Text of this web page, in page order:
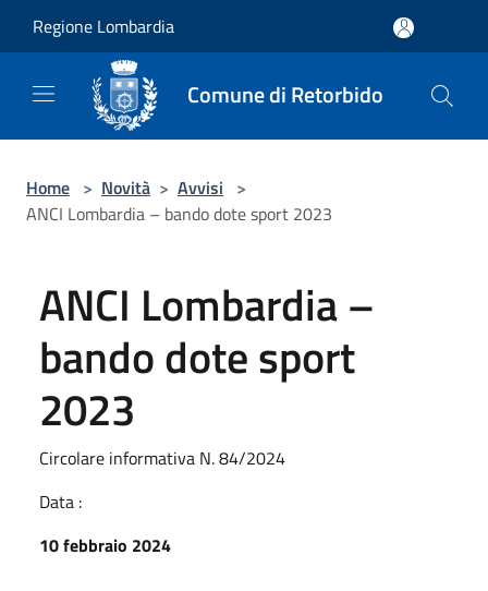
Regione Lombardia
Comune di Retorbido
Home > Novità > Avvisi >
ANCI Lombardia – bando dote sport 2023
ANCI Lombardia –
bando dote sport
2023
Circolare informativa N. 84/2024
Data :
10 febbraio 2024